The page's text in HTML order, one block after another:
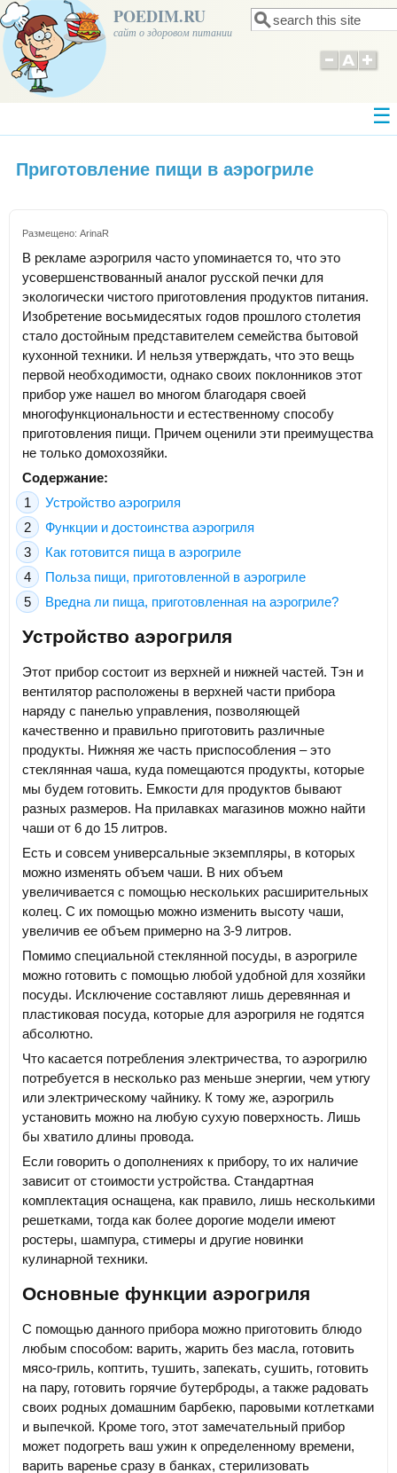
POEDIM.RU
сайт о здоровом питании Форма поиска
Поиск
Приготовление пищи в аэрогриле
Размещено: ArinaR
В рекламе аэрогриля часто упоминается то, что это
усовершенствованный аналог русской печки для
экологически чистого приготовления продуктов питания.
Изобретение восьмидесятых годов прошлого столетия
стало достойным представителем семейства бытовой
кухонной техники. И нельзя утверждать, что это вещь
первой необходимости, однако своих поклонников этот
прибор уже нашел во многом благодаря своей
многофункциональности и естественному способу
приготовления пищи. Причем оценили эти преимущества
не только домохозяйки.
Содержание:
Устройство аэрогриля
Функции и достоинства аэрогриля
Как готовится пища в аэрогриле
Польза пищи, приготовленной в аэрогриле
Вредна ли пища, приготовленная на аэрогриле?
Устройство аэрогриля
Этот прибор состоит из верхней и нижней частей. Тэн и
вентилятор расположены в верхней части прибора
наряду с панелью управления, позволяющей
качественно и правильно приготовить различные
продукты. Нижняя же часть приспособления – это
стеклянная чаша, куда помещаются продукты, которые
мы будем готовить. Емкости для продуктов бывают
разных размеров. На прилавках магазинов можно найти
чаши от 6 до 15 литров.
Есть и совсем универсальные экземпляры, в которых
можно изменять объем чаши. В них объем
увеличивается с помощью нескольких расширительных
колец. С их помощью можно изменить высоту чаши,
увеличив ее объем примерно на 3-9 литров.
Помимо специальной стеклянной посуды, в аэрогриле
можно готовить с помощью любой удобной для хозяйки
посуды. Исключение составляют лишь деревянная и
пластиковая посуда, которые для аэрогриля не годятся
абсолютно.
Что касается потребления электричества, то аэрогрилю
потребуется в несколько раз меньше энергии, чем утюгу
или электрическому чайнику. К тому же, аэрогриль
установить можно на любую сухую поверхность. Лишь
бы хватило длины провода.
Если говорить о дополнениях к прибору, то их наличие
зависит от стоимости устройства. Стандартная
комплектация оснащена, как правило, лишь несколькими
решетками, тогда как более дорогие модели имеют
ростеры, шампура, стимеры и другие новинки
кулинарной техники.
Основные функции аэрогриля
С помощью данного прибора можно приготовить блюдо
любым способом: варить, жарить без масла, готовить
мясо-гриль, коптить, тушить, запекать, сушить, готовить
на пару, готовить горячие бутерброды, а также радовать
своих родных домашним барбекю, паровыми котлетками
и выпечкой. Кроме того, этот замечательный прибор
может подогреть ваш ужин к определенному времени,
варить варенье сразу в банках, стерилизовать